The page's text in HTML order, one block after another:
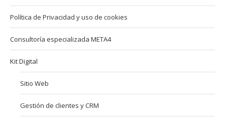
Política de Privacidad y uso de cookies
Consultoría especializada META4
Kit Digital
Sitio Web
Gestión de clientes y CRM